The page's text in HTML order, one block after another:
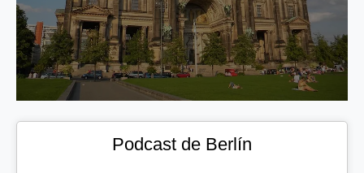
Podcast de Berlín